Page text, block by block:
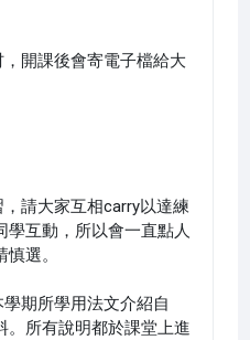
開課後會寄電子檔給大
請大家互相carry以達練
學互動，所以會一直點人
選。
期所學用法文介紹自
。所有說明都於課堂上進